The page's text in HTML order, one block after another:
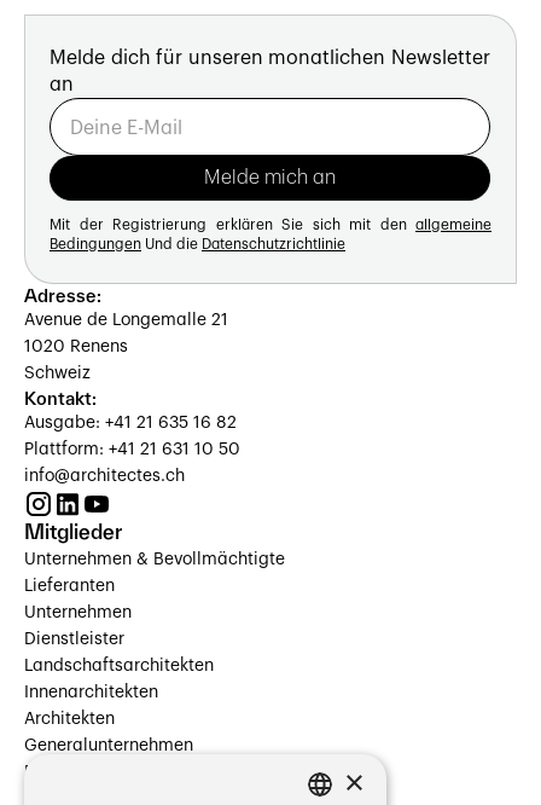
Melde dich für unseren monatlichen Newsletter
an
Mit der Registrierung erklären Sie sich mit den allgemeine
Bedingungen Und die Datenschutzrichtlinie
Adresse:
Avenue de Longemalle 21
1020 Renens
Schweiz
Kontakt:
Ausgabe: +41 21 635 16 82
Plattform: +41 21 631 10 50
info@architectes.ch
Mitglieder
Unternehmen & Bevollmächtigte
Lieferanten
Unternehmen
Dienstleister
Landschaftsarchitekten
Innenarchitekten
Architekten
Generalunternehmen
Beauftragte Unternehmen
×